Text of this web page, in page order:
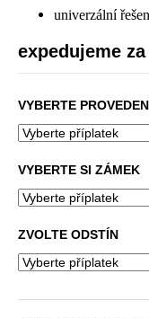
univerzální
expedujeme
VYBERTE
VYBERTE SI ZÁMEK
ZVOLTE ODSTÍN
D
p
r
č
u
e
m
e